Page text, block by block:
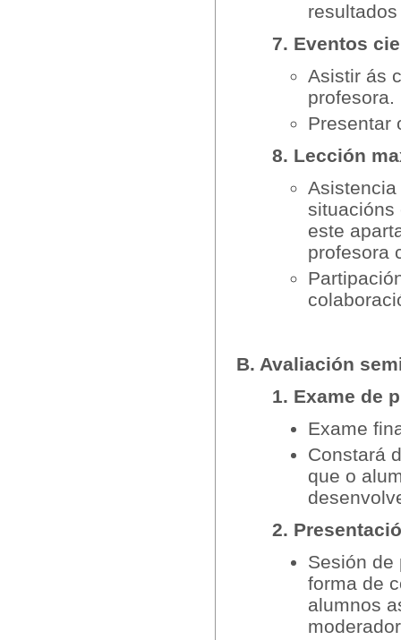
7. Eventos
Asistir ás
profesora.
Presentar
8. Lección
situacións
este
profesora
B. Avaliación
1. Exame de
Exame
Constará
que o
2.
Sesión de
forma de
alumnos